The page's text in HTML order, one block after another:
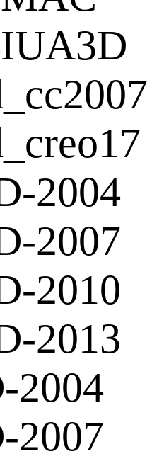
2004
2007
2010
2013
2004
2007